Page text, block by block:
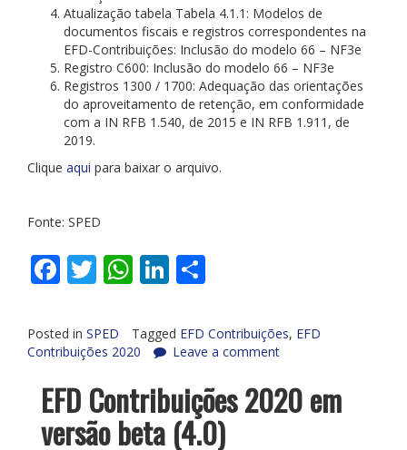
Atualização tabela Tabela 4.1.1: Modelos de
documentos fiscais e registros correspondentes na
EFD-Contribuições: Inclusão do modelo 66 – NF3e
Registro C600: Inclusão do modelo 66 – NF3e
Registros 1300 / 1700: Adequação das orientações
do aproveitamento de retenção, em conformidade
com a IN RFB 1.540, de 2015 e IN RFB 1.911, de
2019.
Clique aqui para baixar o arquivo.
Fonte: SPED
Facebook
Twitter
WhatsApp
LinkedIn
Posted in SPED Tagged EFD Contribuições, EFD
Contribuições 2020
Leave a comment
EFD Contribuições 2020 em
versão beta (4.0)